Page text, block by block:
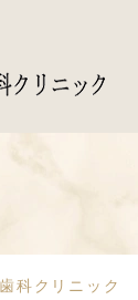
科クリニック